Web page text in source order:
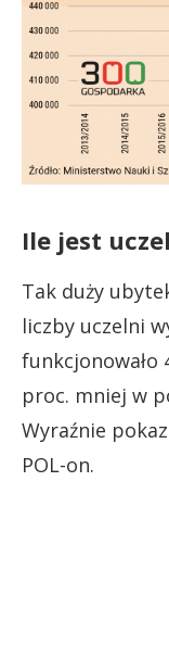
Ile jest
Tak duży
liczby uczelni
funkcjonowało
proc. mniej w
Wyraźnie
POL-on.